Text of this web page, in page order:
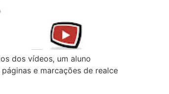
dos vídeos, um aluno
e marcações de realce